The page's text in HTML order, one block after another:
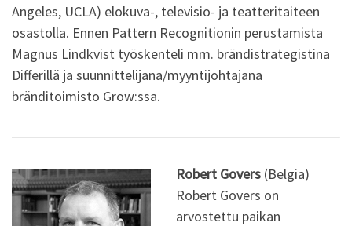
Angeles, UCLA) elokuva-, televisio- ja teatteritaiteen
osastolla. Ennen Pattern Recognitionin perustamista
Magnus Lindkvist työskenteli mm. brändistrategistina
Differillä ja suunnittelijana/myyntijohtajana
bränditoimisto Grow:ssa.
Robert Govers (Belgia)
Robert Govers on
arvostettu paikan